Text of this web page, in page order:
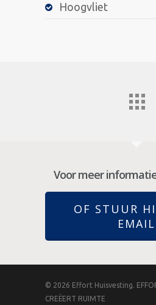
Hoogvliet
Voor meer
OF STUUR
EMAIL
© 2026 Effort Huisvesting.
CREËERT RUIMTE